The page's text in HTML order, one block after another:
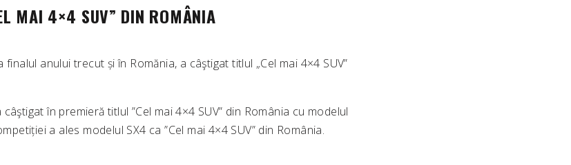
MAI 4×4 SUV” DIN ROMÂNIA
finalul anului trecut și în Romănia, a câştigat titlul „Cel mai 4×4 SUV”
în premieră titlul ”Cel mai 4×4 SUV” din România cu modelul
a ales modelul SX4 ca ”Cel mai 4×4 SUV” din România.